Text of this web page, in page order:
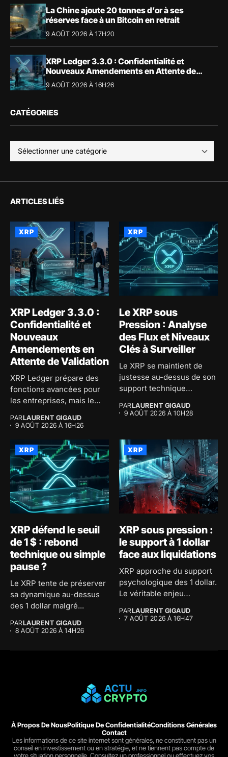
La Chine ajoute 20 tonnes d’or à ses
réserves face à un Bitcoin en retrait
9 AOÛT 2026 À 17H20
XRP Ledger 3.3.0 : Confidentialité et
Nouveaux Amendements en Attente de
Validation
9 AOÛT 2026 À 16H26
CATÉGORIES
ARTICLES LIÉS
XRP
XRP Ledger 3.3.0 :
Confidentialité et
Nouveaux
Amendements en
Attente de Validation
XRP Ledger prépare des
fonctions avancées pour
les entreprises, mais le
PARLAURENT GIGAUD
9 AOÛT 2026 À 16H26
XRP
Le XRP sous
Pression : Analyse
des Flux et Niveaux
Clés à Surveiller
Le XRP se maintient de
justesse au-dessus de son
support technique
PARLAURENT GIGAUD
9 AOÛT 2026 À 10H28
XRP
XRP défend le seuil
de 1 $ : rebond
technique ou simple
pause ?
Le XRP tente de préserver
sa dynamique au-dessus
des 1 dollar malgré...
PARLAURENT GIGAUD
8 AOÛT 2026 À 14H26
XRP
XRP sous pression :
le support à 1 dollar
face aux liquidations
XRP approche du support
psychologique des 1 dollar.
Le véritable enjeu
PARLAURENT GIGAUD
7 AOÛT 2026 À 16H47
À Propos De NousPolitique De ConfidentialitéConditions Générales
Contact
Les informations de ce site internet sont générales, ne constituent pas un
conseil en investissement ou en stratégie, et ne tiennent pas compte de